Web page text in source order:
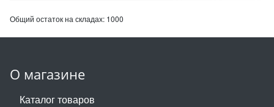
Общий остаток на складах: 1000
О магазине
Каталог товаров